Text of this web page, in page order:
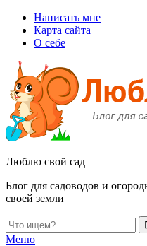
Написать мне
Карта сайта
О себе
Люблю свой сад
Блог для садоводов и
своей земли
Меню